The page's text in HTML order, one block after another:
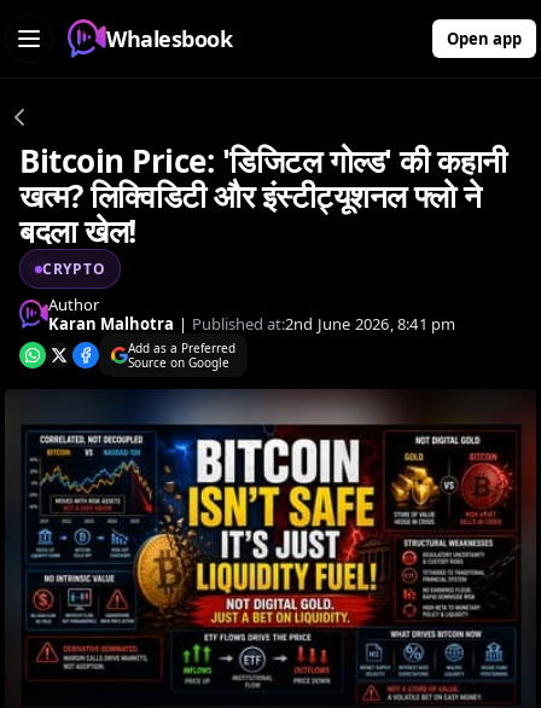
Whalesbook Open app
Bitcoin Price: 'डिजिटल गोल्ड' की कहानी
खत्म? लिक्विडिटी और इंस्टीट्यूशनल फ्लो ने
बदला खेल!
CRYPTO
Author
Karan Malhotra | Published at:2nd June 2026, 8:41 pm
Add as a Preferred
Source on Google